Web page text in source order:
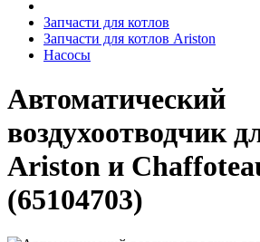
Запчасти для котлов
Запчасти для котлов Ariston
Насосы
Автоматический
воздухоотводчик
Ariston и
(65104703)